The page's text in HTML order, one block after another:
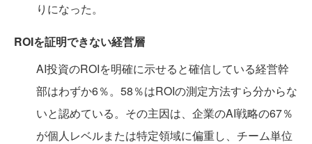
りになった。
ROIを証明できない経営層
AI投資のROIを明確に示せると確信している経営幹
部はわずか6％。58％はROIの測定方法すら分からな
いと認めている。その主因は、企業のAI戦略の67％
が個人レベルまたは特定領域に偏重し、チーム単位